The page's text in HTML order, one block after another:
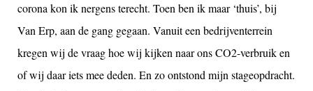
corona kon ik nergens terecht. Toen ben ik maar ‘thuis’, bij
Van Erp, aan de gang gegaan. Vanuit een bedrijventerrein
kregen wij de vraag hoe wij kijken naar ons CO2-verbruik en
of wij daar iets mee deden. En zo ontstond mijn stageopdracht.